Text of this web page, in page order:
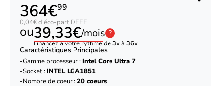
364€99
0,04€ d'éco-part DEEE
ou39,33€/mois ?
Financez à votre rythme de3xà 36x
Caractéristiques Principales
Gamme processeur : Intel Core Ultra 7
Socket : INTEL LGA1851
Nombre de coeur :20 coeurs